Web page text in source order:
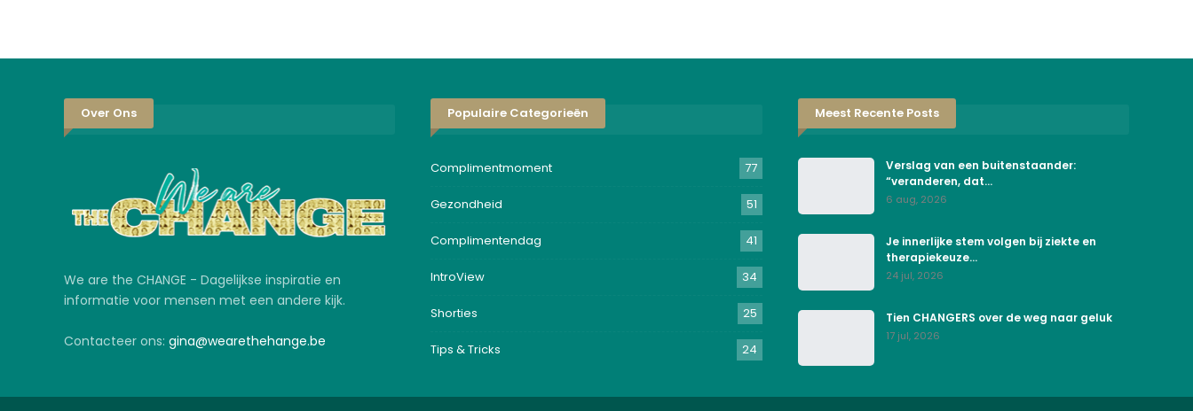
Over Ons
We are the CHANGE - Dagelijkse inspiratie en
informatie voor mensen met een andere kijk.
Contacteer ons: gina@wearethehange.be
Populaire Categorieën
Complimentmoment 77
Gezondheid 51
Complimentendag 41
IntroView 34
Shorties 25
Tips & Tricks 24
Meest Recente Posts
Verslag van een buitenstaander:
“veranderen, dat…
6 aug, 2026
Je innerlijke stem volgen bij ziekte en
therapiekeuze…
24 jul, 2026
Tien CHANGERS over de weg naar geluk
17 jul, 2026